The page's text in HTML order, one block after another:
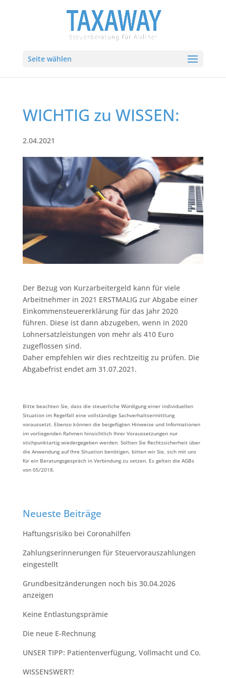
Seite wählen
WICHTIG zu WISSEN:⁠
2.04.2021
Der Bezug von Kurzarbeitergeld kann für viele
Arbeitnehmer in 2021 ERSTMALIG zur Abgabe einer
Einkommensteuererklärung für das Jahr 2020
führen. Diese ist dann abzugeben, wenn in 2020
Lohnersatzleistungen von mehr als 410 Euro
zugeflossen sind. ⁠
Daher empfehlen wir dies rechtzeitig zu prüfen. Die
Abgabefrist endet am 31.07.2021.⁠
Bitte beachten Sie, dass die steuerliche Würdigung einer individuellen
Situation im Regelfall eine vollständige Sachverhaltsermittlung
voraussetzt. Ebenso können die beigefügten Hinweise und Informationen
im vorliegenden Rahmen hinsichtlich Ihrer Voraussetzungen nur
stichpunktartig wiedergegeben werden. Sollten Sie Rechtssicherheit über
die Anwendung auf Ihre Situation benötigen, bitten wir Sie, sich mit uns
für ein Beratungsgespräch in Verbindung zu setzen. Es gelten die AGBs
von 05/2018.
Neueste Beiträge
Haftungsrisiko bei Coronahilfen
Zahlungserinnerungen für Steuervorauszahlungen
eingestellt
Grundbesitzänderungen noch bis 30.04.2026
anzeigen
Keine Entlastungsprämie
Die neue E-Rechnung
UNSER TIPP:⁠ Patientenverfügung, Vollmacht und Co.⁠
WISSENSWERT!